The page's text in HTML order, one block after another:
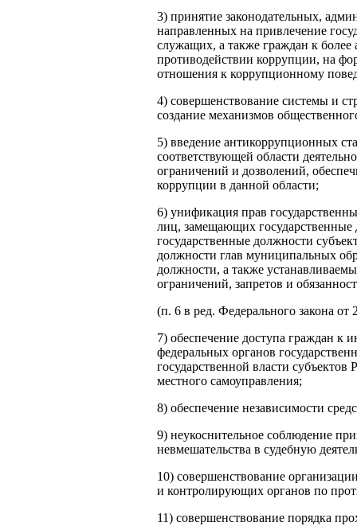
3) принятие законодательных,
направленных на привлечение
служащих, а также граждан к
противодействии коррупции, на
отношения к коррупционному
4) совершенствование системы и
создание механизмов
5) введение антикоррупционных
соответствующей области
ограничений и дозволений,
коррупции в данной области;
6) унификация прав
лиц, замещающих
государственные должности
должности глав муниципальных
должности, а также
ограничений, запретов и
(п. 6 в ред. Федерального закона
7) обеспечение доступа граждан к
федеральных органов
государственной власти
местного самоуправления;
8) обеспечение независимости
9) неукоснительное соблюдение
невмешательства в судебную
10) совершенствование
и контролирующих органов по
11) совершенствование порядка